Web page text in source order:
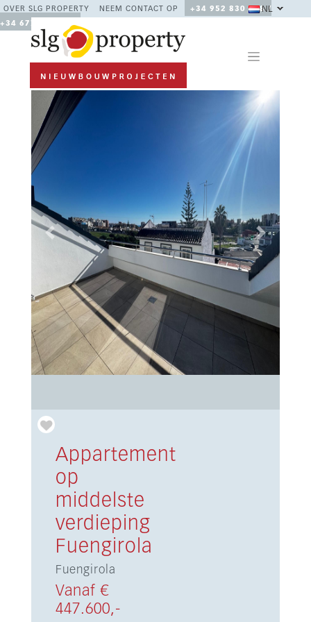
OVER SLG PROPERTY NEEM CONTACT OP
+34 952 830 378 /
+34 677 670 480
NL
Previous Next
Appartement
op
middelste
verdieping
Fuengirola
Fuengirola
Vanaf €
447.600,-